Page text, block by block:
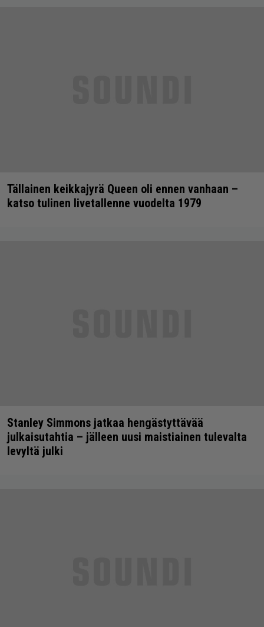
Tällainen keikkajyrä Queen oli ennen vanhaan –
katso tulinen livetallenne vuodelta 1979
Stanley Simmons jatkaa hengästyttävää
julkaisutahtia – jälleen uusi maistiainen tulevalta
levyltä julki